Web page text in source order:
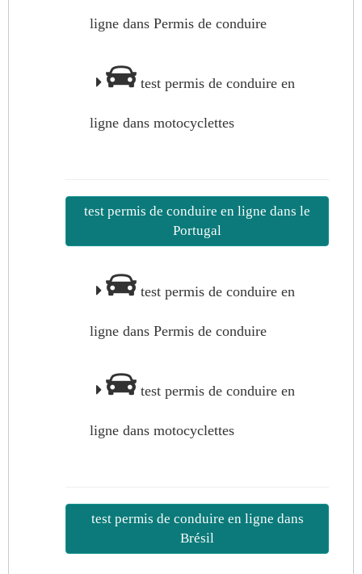
ligne dans Permis de conduire
test permis de conduire en
ligne dans motocyclettes
test permis de conduire en ligne dans le
Portugal
test permis de conduire en
ligne dans Permis de conduire
test permis de conduire en
ligne dans motocyclettes
test permis de conduire en ligne dans
Brésil